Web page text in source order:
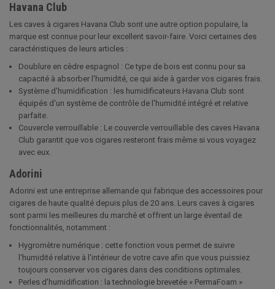
Havana Club
Les caves à cigares Havana Club sont une autre option populaire, la
marque est connue pour leur excellent savoir-faire. Voici certaines des
caractéristiques de leurs articles :
Doublure en cèdre espagnol : Ce type de bois est connu pour sa
capacité à absorber l'humidité, ce qui aide à garder vos cigares frais.
Système d'humidification : les humidificateurs Havana Club sont
équipés d'un système de contrôle de l'humidité intégré et relative
parfaite.
Couvercle verrouillable : Le couvercle verrouillable des caves Havana
Club garantit que vos cigares resteront frais même si vous voyagez
avec eux.
Adorini
Adorini est une entreprise allemande qui fabrique des accessoires pour
cigares de haute qualité depuis plus de 20 ans. Leurs caves à cigares
sont parmi les meilleures du marché et offrent un large éventail de
fonctionnalités, notamment :
Hygromètre numérique : cette fonction vous permet de suivre
l'humidité relative à l'intérieur de votre cave afin que vous puissiez
toujours conserver vos cigares dans des conditions optimales.
Perles d'humidification : la technologie brevetée « PermaFoam »